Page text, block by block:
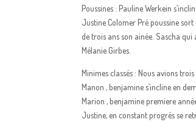
Poussines : Pauline Werkein
Justine Colomer Pré poussine
de trois ans son ainée. Sascha qui
Mélanie Girbes.
Minimes classés : Nous avions
Manon , benjamine s’incline en
Marion , benjamine premiere
Justine, en constant progrés se